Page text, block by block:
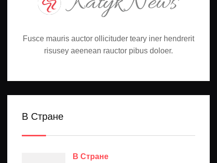
Fusce mauris auctor ollicituder teary iner hendrerit
risusey aeenean rauctor pibus doloer.
В Стране
В Стране